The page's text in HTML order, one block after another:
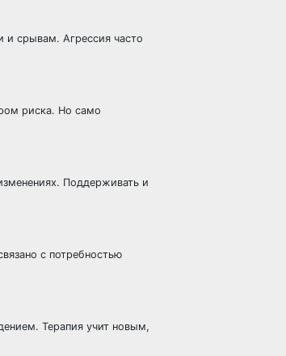
и срывам. Агрессия часто
риска. Но само
Поддерживать и
с потребностью
Терапия учит новым,